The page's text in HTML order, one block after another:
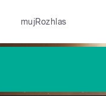
mujRozhlas